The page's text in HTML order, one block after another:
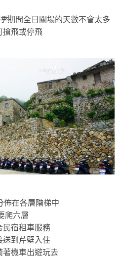
期間全日關場的天數不會太多
搶飛或停飛
佈在各層階梯中
爬六層
民宿租車服務
送到芹壁入住
著機車出遊玩去